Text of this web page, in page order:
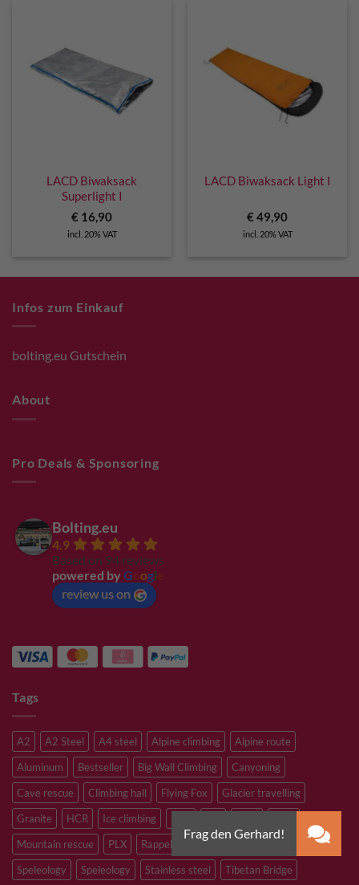
LACD Biwaksack
Superlight I
€ 16,90
incl. 20% VAT
LACD Biwaksack Light I
€49,90
incl. 20% VAT
Infos zum Einkauf
bolting.eu Gutschein
About
Pro Deals & Sponsoring
Bolting.eu
4.9
Based on 94 reviews
powered by G ogl
review us on
Tags
A2 A2 Steel A4 steel Alpine climbing
Alpine route
Aluminum
Bestseller Big Wall Climbing
Canyoning
Cave rescue
Climbing hall Flying Fox
Glacier travelling
Granite
HCR Ice climbing
Mountain rescue
PLX Rappelling Sandstone
Speleology
Speleology Stainless steel Tibetan Bridge